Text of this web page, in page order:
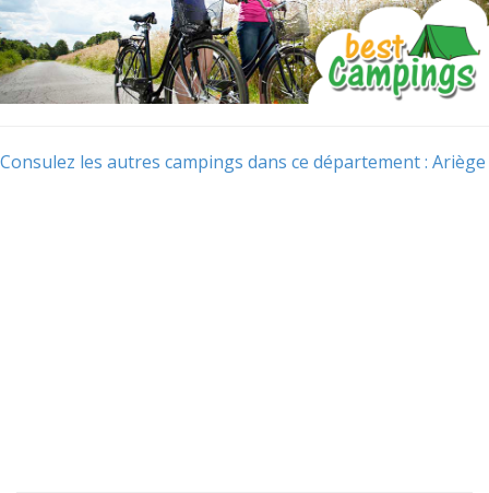
Consulez les autres campings dans ce département : Ariège